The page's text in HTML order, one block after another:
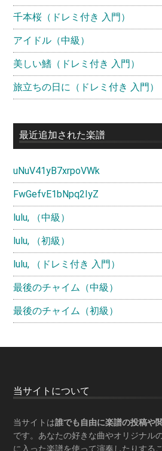
千本桜（ドレミ付き 入門）
アイドル（中級）
美しい鰭（ドレミ付き 入門）
旅立ちの日に（ドレミ付き 入門）
最近追加された楽譜
uNuV41yB7xrpoVWk
FwGefvE1bNpq2IyZ
lulu, （中級）
lulu, （初級）
lulu, （ドレミ付き 入門）
最後のチャイム（中級）
最後のチャイム（初級）
Footer
当サイトについて
当サイトは誰でも自由に楽譜の投稿や
です。あなたの好きな曲やオリジナル
に入った楽譜を使って演奏したりする